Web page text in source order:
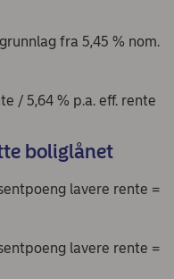
fra 5,45 % nom.
/ 5,64 % p.a. eff. rente
boliglånet
lavere rente =
lavere rente =